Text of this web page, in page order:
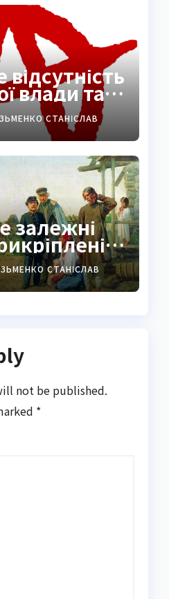
відсутність
влади та
СТАНІСЛАВ
залежні
панаСТАНІСЛАВ
not be published.
*